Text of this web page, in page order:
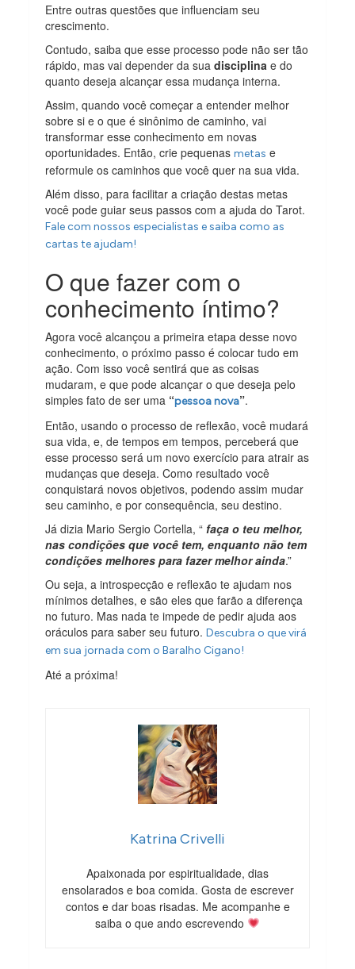
Entre outras questões que influenciam seu
crescimento.
Contudo, saiba que esse processo pode não ser tão
rápido, mas vai depender da suadisciplinae do
quanto deseja alcançar essa mudança interna.
Assim, quando você começar a entender melhor
sobre si e o que é sinônimo de caminho, vai
transformar esse conhecimento em novas
oportunidades. Então, crie pequenasmetas e
reformule os caminhos que você quer na sua vida.
Além disso, para facilitar a criação destas metas
você pode guiar seus passos com a ajuda do Tarot.
Fale com nossos especialistas e saiba como as
cartas te ajudam!
O que fazer com o
conhecimento íntimo?
Agora você alcançou a primeira etapa desse novo
conhecimento, o próximo passo é colocar tudo em
ação. Com isso você sentirá que as coisas
mudaram, e que pode alcançar o que deseja pelo
simples fato de ser uma “pessoa nova”.
Então, usando o processo de reflexão, você mudará
sua vida, e, de tempos em tempos, perceberá que
esse processo será um novo exercício para atrair as
mudanças que deseja. Como resultado você
conquistará novos objetivos, podendo assim mudar
seu caminho, e por consequência, seu destino.
Já dizia Mario Sergio Cortella, “ faça o teu melhor,
nas condições que você tem, enquanto não tem
condições melhores para fazer melhor ainda.”
Ou seja, a introspecção e reflexão te ajudam nos
mínimos detalhes, e são eles que farão a diferença
no futuro. Mas nada te impede de pedir ajuda aos
oráculos para saber seu futuro.Descubra o que virá
em sua jornada com o Baralho Cigano!
Até a próxima!
Katrina Crivelli
Apaixonada por espiritualidade, dias
ensolarados e boa comida. Gosta de escrever
contos e dar boas risadas. Me acompanhe e
saiba o que ando escrevendo